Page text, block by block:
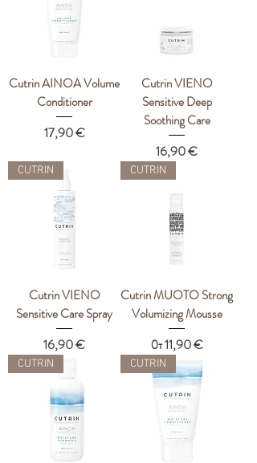
Cutrin AINOA Volume
Conditioner
Цена
17,90 €
Cutrin VIENO
Sensitive Deep
Soothing Care
Цена
16,90 €
CUTRIN
Cutrin VIENO
Sensitive Care Spray
Цена
16,90 €
CUTRIN
Cutrin MUOTO Strong
Volumizing Mousse
От11,90 €
Цена со скидкой
CUTRIN CUTRIN